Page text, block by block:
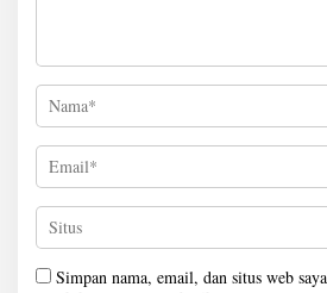
Simpan nama, email, dan situs web